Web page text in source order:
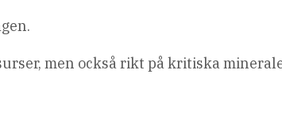
men också rikt på kritiska